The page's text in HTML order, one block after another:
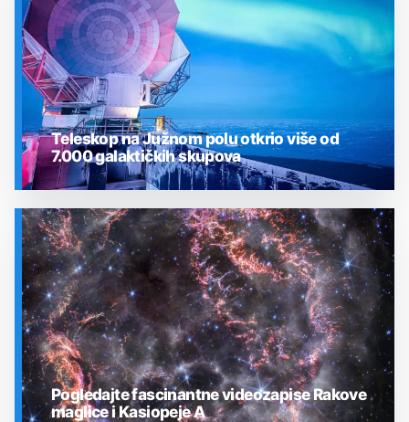
SVEMIR
Teleskop na Južnom polu otkrio više od
7.000 galaktičkih skupova
Pogledajte fascinantne videozapise Rakove
maglice i Kasiopeje A